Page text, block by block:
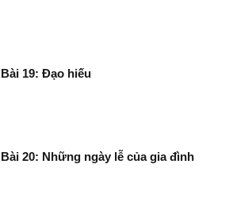
Bài 19: Đạo hiếu
Bài 20: Những ngày lễ của gia đình